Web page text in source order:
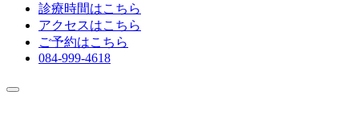
診療時間はこちら
アクセスはこちら
ご予約はこちら
084-999-4618